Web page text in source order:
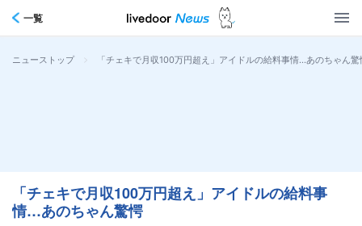
一覧
ニューストップ > 「チェキで月収100万円超え」アイドルの給料事情…あのちゃん驚
「チェキで月収100万円超え」アイドルの給料事
情…あのちゃん驚愕